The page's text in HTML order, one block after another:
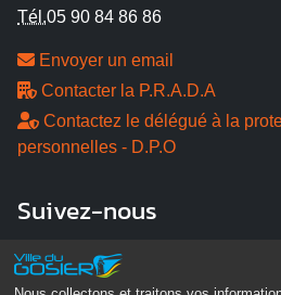
Tél.05 90 84 86 86
Envoyer un email
Contacter la P.R.A.D.A
Contactez le délégué à la
personnelles - D.P.O
Suivez-nous